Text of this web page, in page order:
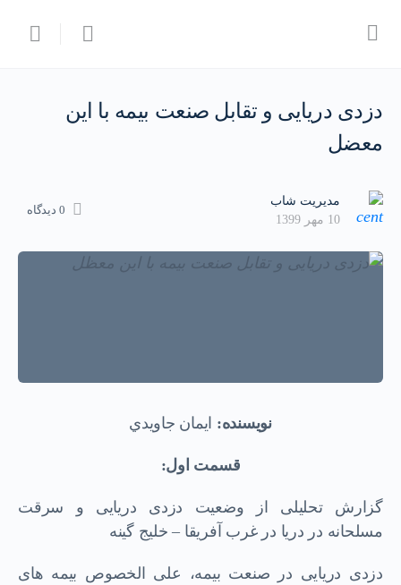
دزدی دریایی و تقابل صنعت بیمه با این
معضل
مدیریت شاب
10 مهر 1399
0 دیدگاه
نويسنده: ايمان جاويدي
قسمت اول:
گزارش تحلیلی از وضعیت دزدی دریایی و سرقت
مسلحانه در دریا در غرب آفریقا – خلیج گینه
دزدی دریایی در صنعت بیمه، علی الخصوص بیمه های